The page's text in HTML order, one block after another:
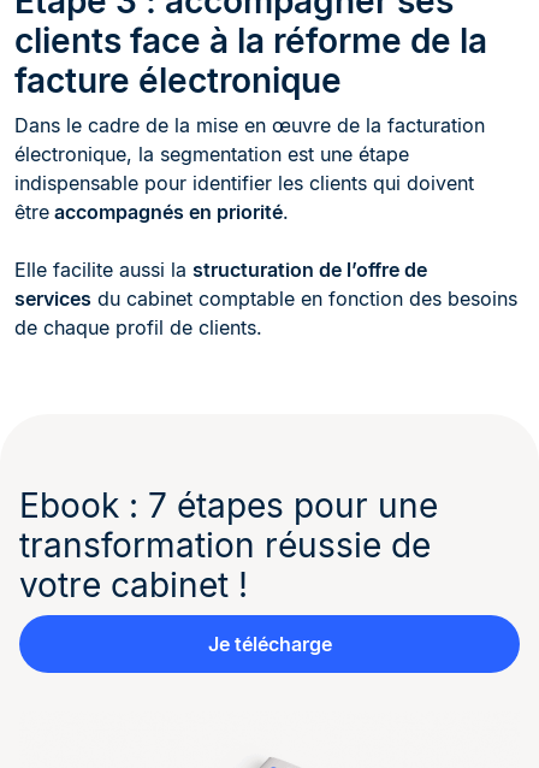
clients face à la réforme de la
facture électronique
Dans le cadre de la mise en œuvre de la facturation
électronique, la segmentation est une étape
indispensable pour identifier les clients qui doivent
être accompagnés en priorité.
Elle facilite aussi la structuration de l’offre de
services du cabinet comptable en fonction des besoins
de chaque profil de clients.
Ebook : 7 étapes pour une
transformation réussie de
votre cabinet !
Je télécharge